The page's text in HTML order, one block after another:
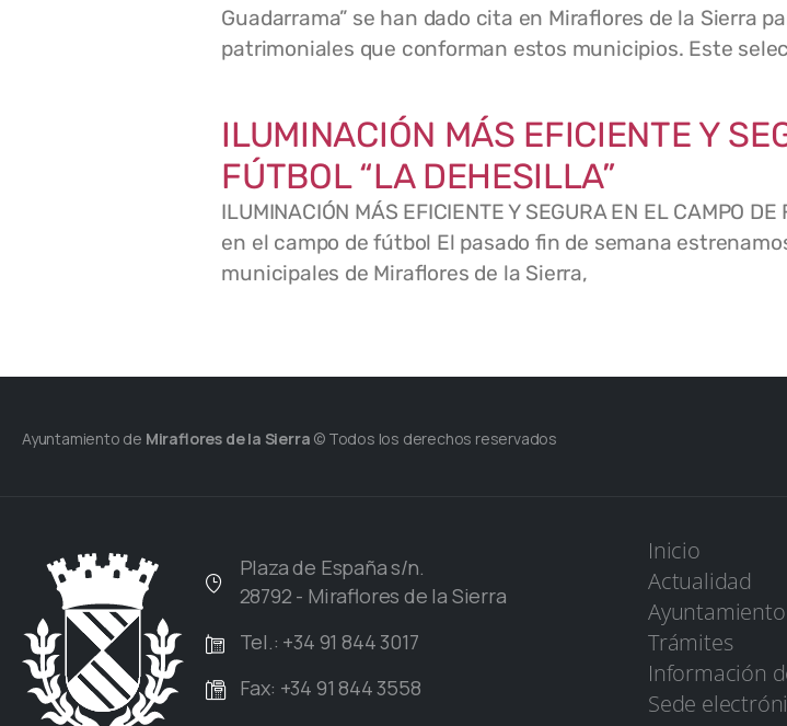
Guadarrama” se han dado cita en Miraflores de la Sierra
patrimoniales que conforman estos municipios. Este
ILUMINACIÓN MÁS EFICIENTE Y
FÚTBOL “LA DEHESILLA”
ILUMINACIÓN MÁS EFICIENTE Y SEGURA EN EL CAMPO
en el campo de fútbol El pasado fin de semana
municipales de Miraflores de la Sierra,
Ayuntamiento de Miraflores de la Sierra © Todos los derechos reservados
Plaza de España s/n.
28792 - Miraflores de la Sierra
Tel.: +34 91 844 3017
Fax: +34 91 844 3558
Inicio
Actualidad
Ayuntamiento
Trámites
Información
Sede